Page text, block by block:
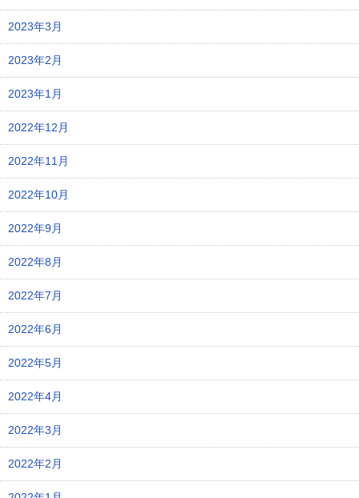
2023年3月
2023年2月
2023年1月
2022年12月
2022年11月
2022年10月
2022年9月
2022年8月
2022年7月
2022年6月
2022年5月
2022年4月
2022年3月
2022年2月